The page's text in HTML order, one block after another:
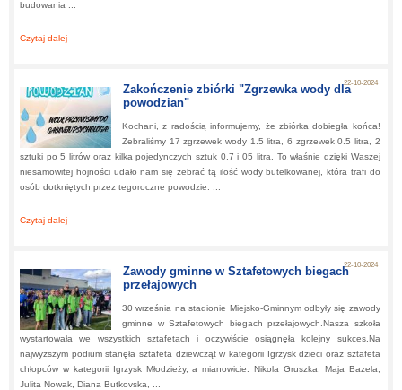
budowania ...
Czytaj dalej
22-10-2024
Zakończenie zbiórki "Zgrzewka wody dla
powodzian"
Kochani, z radością informujemy, że zbiórka dobiegła końca!
Zebraliśmy 17 zgrzewek wody 1.5 litra, 6 zgrzewek 0.5 litra, 2
sztuki po 5 litrów oraz kilka pojedynczych sztuk 0.7 i 05 litra. To właśnie dzięki Waszej
niesamowitej hojności udało nam się zebrać tą ilość wody butelkowanej, która trafi do
osób dotkniętych przez tegoroczne powodzie. ...
Czytaj dalej
22-10-2024
Zawody gminne w Sztafetowych biegach
przełajowych
30 września na stadionie Miejsko-Gminnym odbyły się zawody
gminne w Sztafetowych biegach przełajowych.Nasza szkoła
wystartowała we wszystkich sztafetach i oczywiście osiągnęła kolejny sukces.Na
najwyższym podium stanęła sztafeta dziewcząt w kategorii Igrzysk dzieci oraz sztafeta
chłopców w kategorii Igrzysk Młodzieży, a mianowicie: Nikola Gruszka, Maja Bazela,
Julita Nowak, Diana Butkovska, ...